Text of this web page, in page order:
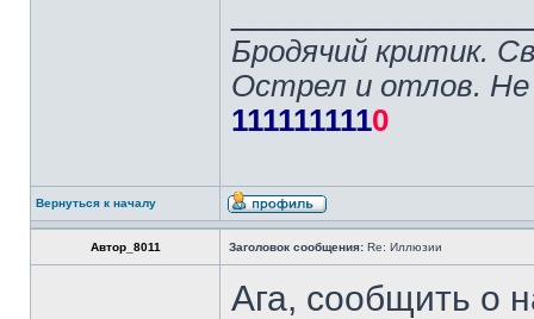
Бродячий критик.
Острел и отлов. Не
1111111110
Вернуться к началу
Автор_8011 Заголовок сообщения: Re: Иллюзии
Ага, сообщить о